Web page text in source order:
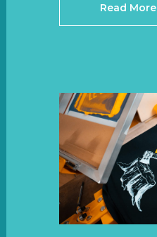
Read More